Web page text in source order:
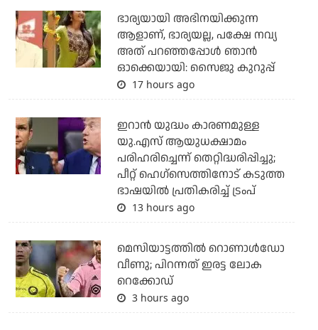
ഭാര്യയായി അഭിനയിക്കുന്ന
ആളാണ്, ഭാര്യയല്ല, പക്ഷേ നവ്യ
അത് പറഞ്ഞപ്പോള്‍ ഞാന്‍
ഓക്കെയായി: സൈജു കുറുപ്പ്
17 hours ago
ഇറാന്‍ യുദ്ധം കാരണമുള്ള
യു.എസ് ആയുധക്ഷാമം
പരിഹരിച്ചെന്ന് തെറ്റിദ്ധരിപ്പിച്ചു;
പീറ്റ് ഹെഗ്‌സെത്തിനോട് കടുത്ത
ഭാഷയില്‍ പ്രതികരിച്ച് ട്രംപ്
13 hours ago
മെസിയാട്ടത്തില്‍ റൊണാള്‍ഡോ
വീണു; പിറന്നത് ഇരട്ട ലോക
റെക്കോഡ്
3 hours ago